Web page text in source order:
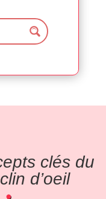
clés du
d’oeil